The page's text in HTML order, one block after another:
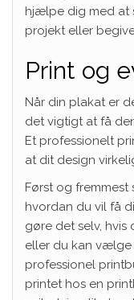
hjælpe dig med at
projekt eller
Print og
Når din plakat er
det vigtigt at få
Et professionelt
at dit design
Først og
hvordan du vil få
gøre det selv, hvis
eller du kan vælge
professionel
printet hos en